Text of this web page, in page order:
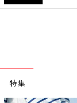
書いてここにおしっ
楽しい遊びに変えて
ちなみにうちは3歳3
たが、検尿はオムツ
特集